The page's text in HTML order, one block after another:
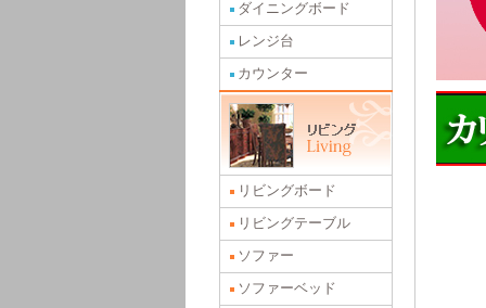
ダイニングボード
レンジ台
カウンター
リビングボード
リビングテーブル
ソファー
ソファーベッド